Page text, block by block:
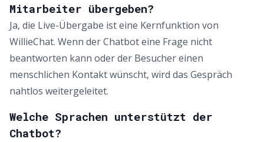
Mitarbeiter übergeben?
Ja, die Live-Übergabe ist eine Kernfunktion von
WillieChat. Wenn der Chatbot eine Frage nicht
beantworten kann oder der Besucher einen
menschlichen Kontakt wünscht, wird das Gespräch
nahtlos weitergeleitet.
Welche Sprachen unterstützt der
Chatbot?